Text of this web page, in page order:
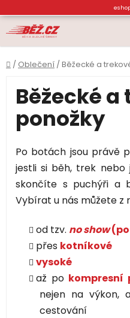
na
obsah
Domů
/ Oblečení / Běžecké a
Běžecké
ponožky
Po botách jsou právě
jestli si běh, trek nebo
skončíte s puchýři a
Vybírat u nás můžete z
od tzv. no show
přes kotníkové
vysoké
až po kompresní
nejen na výkon,
cestování